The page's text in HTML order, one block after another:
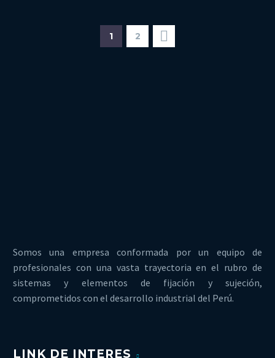
1 2
Somos una empresa conformada por un equipo de
profesionales con una vasta trayectoria en el rubro de
sistemas y elementos de fijación y sujeción,
comprometidos con el desarrollo industrial del Perú.
LINK DE INTERES